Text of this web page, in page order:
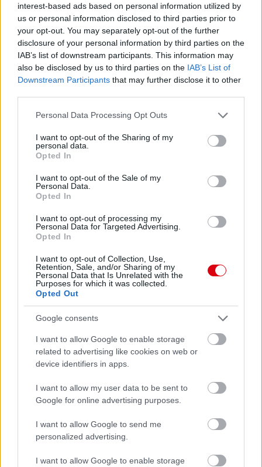
interest-based ads based on personal information utilized by
us or personal information disclosed to third parties prior to
your opt-out. You may separately opt-out of the further
disclosure of your personal information by third parties on the
IAB’s list of downstream participants. This information may
also be disclosed by us to third parties on the IAB’s List of
Downstream Participants that may further disclose it to other
Please note that this website/app uses one or more Google
not limited to your visit or usage behaviour. You may click to
grant or deny consent to Google and its third-party tags to
use your data for below specified purposes in below Google
consent section.
Personal Data Processing Opt Outs
I want to opt-out of the Sharing of my
personal data.
Opted In
I want to opt-out of the Sale of my
Personal Data.
Opted In
I want to opt-out of processing my
Personal Data for Targeted Advertising.
Opted In
I want to opt-out of Collection, Use,
Retention, Sale, and/or Sharing of my
Personal Data that Is Unrelated with the
Purposes for which it was collected.
Opted Out
Google consents
I want to allow Google to enable storage
related to advertising like cookies on web or
device identifiers in apps.
I want to allow my user data to be sent to
Google for online advertising purposes.
I want to allow Google to send me
personalized advertising.
I want to allow Google to enable storage
Meccs Center
Paris Saint-Germain
Manchester United
Felkészülési szezon 4. mérkőzés
2026-08-08 17:00
1 nap 3 óra 17 perc 40 másodperc